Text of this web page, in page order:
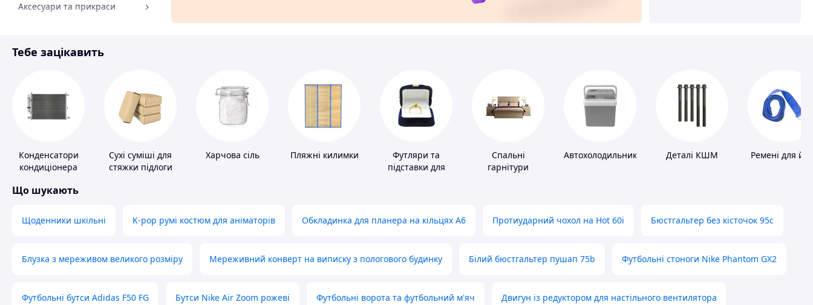
Аксесуари та прикраси
Спорт і відпочинок
Тебе зацікавить
Конденсатори
кондиціонера
Сухі суміші для
стяжки підлоги
Харчова сіль Пляжні килимки
Футляри та
підставки для
Спальні
гарнітури
Автохолодильники Деталі КШМ Ремені для
Що шукають
Щоденники шкільні K-pop румі костюм для аніматорів Обкладинка для планера на кільцях А6 Протиударний чохол на Hot 60i Бюстгальтер без кісточок 95с
Блузка з мереживом великого розміру Мереживний конверт на виписку з пологового будинку Білий бюстгальтер пушап 75b Футбольні стоноги Nike Phantom GX2
Футбольні бутси Adidas F50 FG Бутси Nike Air Zoom рожеві Футбольні ворота та футбольний м'яч Двигун із редуктором для настільного вентилятора